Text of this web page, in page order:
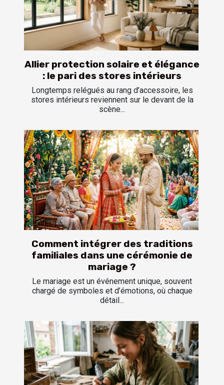
Allier protection solaire et élégance
: le pari des stores intérieurs
Longtemps relégués au rang d’accessoire, les
stores intérieurs reviennent sur le devant de la
scène...
Comment intégrer des traditions
familiales dans une cérémonie de
mariage ?
Le mariage est un événement unique, souvent
chargé de symboles et d’émotions, où chaque
détail...